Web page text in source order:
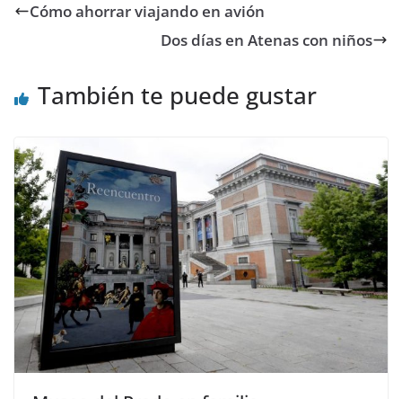
Cómo ahorrar viajando en avión
Dos días en Atenas con niños
También te puede gustar